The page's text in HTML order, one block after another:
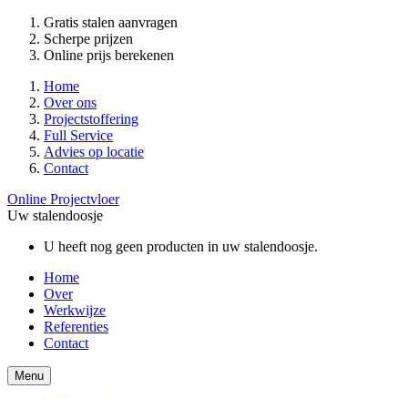
Gratis stalen aanvragen
Scherpe prijzen
Online prijs berekenen
Home
Over ons
Projectstoffering
Full Service
Advies op locatie
Contact
Online Projectvloer
Uw stalendoosje
U heeft nog geen producten in uw stalendoosje.
Home
Over
Werkwijze
Referenties
Contact
Menu